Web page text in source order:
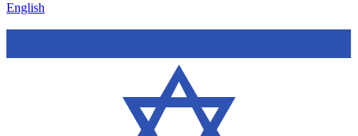
English